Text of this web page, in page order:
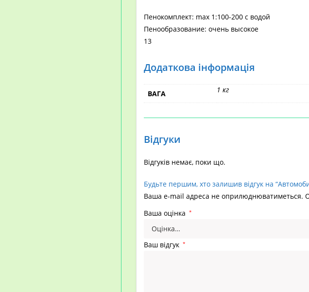
Пенокомплект: max 1:100-200 с водой
Пенообразование: очень высокое
13
Додаткова інформація
ВАГА 1 кг
Відгуки
Відгуків немає, поки що.
Будьте першим, хто залишив відгук на
Ваша e-mail адреса не оприлюднюватиметься.
Ваша оцінка *
Ваш відгук *